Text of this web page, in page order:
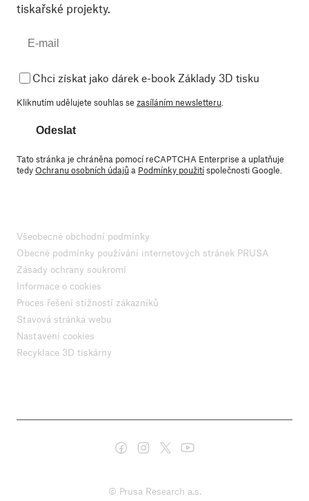
tiskařské projekty.
Chci získat jako dárek e-book Základy 3D tisku
Kliknutím udělujete souhlas se zasíláním newsletteru
Odeslat
Tato stránka je chráněna pomocí reCAPTCHA Enterprise a uplatňuje
tedyOchranu osobních údajůa Podmínky použitíspolečnosti Google.
Všeobecné obchodní podmínky
Obecné podmínky používání internetových stránek PRUSA
Zásady ochrany soukromí
Informace o cookies
Proces řešení stížností zákazníků
Stavová stránka webu
Nastavení cookies
Recyklace 3D tiskárny
© Prusa Research a.s.